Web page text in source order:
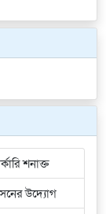
শনাক্ত
উদ্যোগ